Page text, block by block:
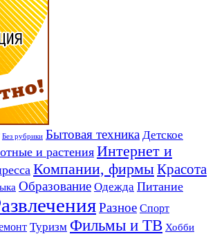
Без рубрики Бытовая техника Детское
и растения Интернет и
Компании, фирмыКрасота
Образование Одежда Питание
Разное Спорт
Туризм Фильмы и ТВ Хобби